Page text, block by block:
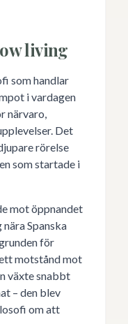
living
som handlar
i vardagen
närvaro,
Det
rörelse
som startade i
mot öppnandet
Spanska
för
motstånd mot
växte snabbt
– den blev
om att